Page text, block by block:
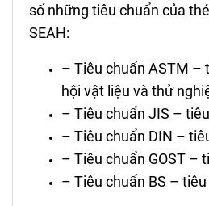
số những tiêu chuẩn của
SEAH:
– Tiêu chuẩn ASTM –
hội vật liệu và thử
– Tiêu chuẩn JIS –
– Tiêu chuẩn DIN –
– Tiêu chuẩn GOST –
– Tiêu chuẩn BS –